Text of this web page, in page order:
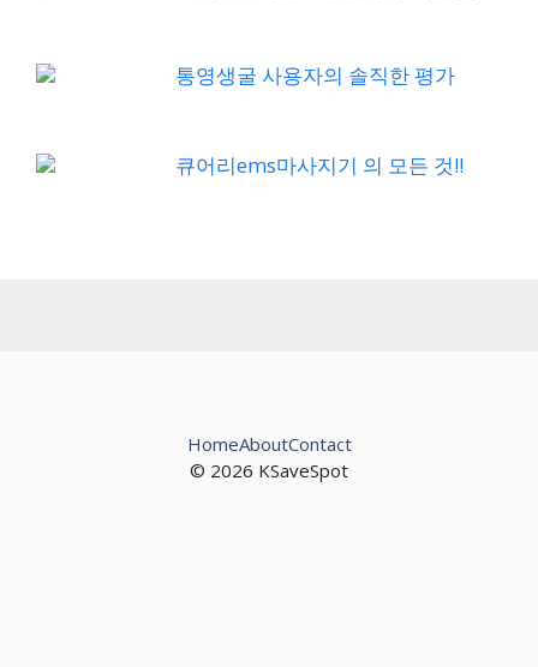
통영생굴 사용자의 솔직한 평가
큐어리ems마사지기 의 모든 것!!
© 2026 KSaveSpot
HomeAboutContact